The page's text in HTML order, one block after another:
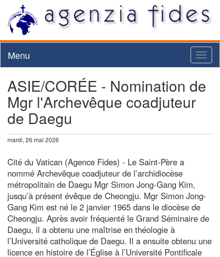
Menu
ASIE/CORÉE - Nomination de
Mgr l'Archevêque coadjuteur
de Daegu
mardi, 26 mai 2026
Cité du Vatican (Agence Fides) - Le Saint-Père a
nommé Archevêque coadjuteur de l’archidiocèse
métropolitain de Daegu Mgr Simon Jong-Gang Kim,
jusqu’à présent évêque de Cheongju. Mgr Simon Jong-
Gang Kim est né le 2 janvier 1965 dans le diocèse de
Cheongju. Après avoir fréquenté le Grand Séminaire de
Daegu, il a obtenu une maîtrise en théologie à
l’Université catholique de Daegu. Il a ensuite obtenu une
licence en histoire de l’Église à l’Université Pontificale